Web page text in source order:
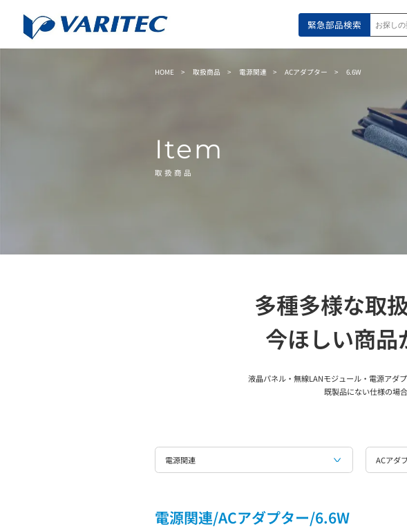
緊急部品検索
HOME 取扱商品 電源関連 ACアダプター 6.6W
Item
取扱商品
多種多様な取
今ほしい商品
液晶パネル・無線LANモジュール・電源アダ
既製品にない仕様の場
電源関連 ACアダ
電源関連/ACアダプター/6.6W